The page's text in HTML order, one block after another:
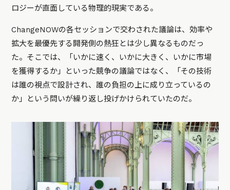
ロジーが直面している物理的現実である。
ChangeNOWの各セッションで交わされた議論は、効率や
拡大を最優先する開発側の熱狂とは少し異なるものだっ
た。そこでは、「いかに速く、いかに大きく、いかに市場
を獲得するか」といった競争の議論ではなく、「その技術
は誰の視点で設計され、誰の負担の上に成り立っているの
か」という問いが繰り返し投げかけられていたのだ。